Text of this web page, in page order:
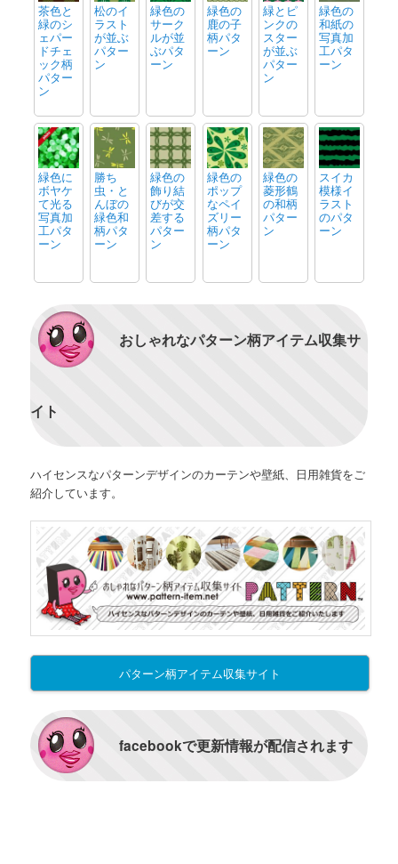
茶色と
緑のシ
ェパー
ドチェ
ック柄
パター
ン
松のイ
ラスト
が並ぶ
パター
ン
緑色の
サーク
ルが並
ぶパタ
ーン
緑色の
鹿の子
柄パタ
ーン
緑とピ
ンクの
スター
が並ぶ
パター
ン
緑色の
和紙の
写真加
工パタ
ーン
緑色に
ボヤケ
て光る
写真加
工パタ
ーン
勝ち
虫・と
んぼの
緑色和
柄パタ
ーン
緑色の
飾り結
びが交
差する
パター
ン
緑色の
ポップ
なペイ
ズリー
柄パタ
ーン
緑色の
菱形鶴
の和柄
パター
ン
スイカ
模様イ
ラスト
のパタ
ーン
おしゃれなパターン柄アイテム収集サ
イト
ハイセンスなパターンデザインのカーテンや壁紙、日用雑貨をご
紹介しています。
パターン柄アイテム収集サイト
facebookで更新情報が配信されます